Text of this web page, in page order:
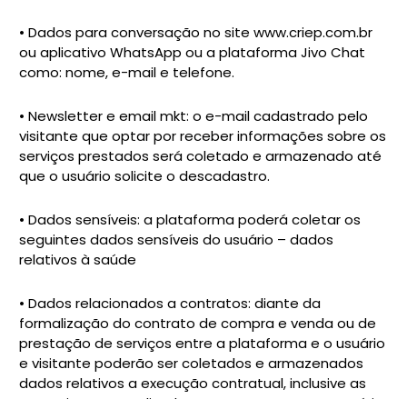
• Dados para conversação no site www.criep.com.br
ou aplicativo WhatsApp ou a plataforma Jivo Chat
como: nome, e-mail e telefone.
• Newsletter e email mkt: o e-mail cadastrado pelo
visitante que optar por receber informações sobre os
serviços prestados será coletado e armazenado até
que o usuário solicite o descadastro.
• Dados sensíveis: a plataforma poderá coletar os
seguintes dados sensíveis do usuário – dados
relativos à saúde
• Dados relacionados a contratos: diante da
formalização do contrato de compra e venda ou de
prestação de serviços entre a plataforma e o usuário
e visitante poderão ser coletados e armazenados
dados relativos a execução contratual, inclusive as